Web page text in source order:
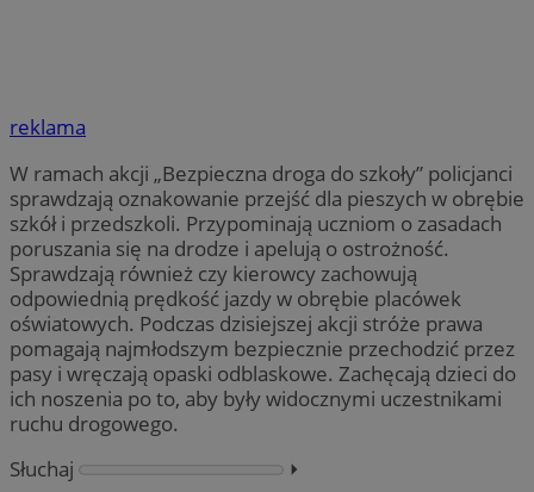
reklama
W ramach akcji „Bezpieczna droga do szkoły” policjanci
sprawdzają oznakowanie przejść dla pieszych w obrębie
szkół i przedszkoli. Przypominają uczniom o zasadach
poruszania się na drodze i apelują o ostrożność.
Sprawdzają również czy kierowcy zachowują
odpowiednią prędkość jazdy w obrębie placówek
oświatowych. Podczas dzisiejszej akcji stróże prawa
pomagają najmłodszym bezpiecznie przechodzić przez
pasy i wręczają opaski odblaskowe. Zachęcają dzieci do
ich noszenia po to, aby były widocznymi uczestnikami
ruchu drogowego.
Słuchaj
⏵︎